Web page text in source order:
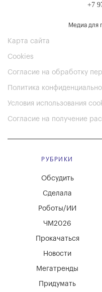
+7
Медиа для
Карта сайта
Cookies
Согласие на обработку
Политика
Условия использования
Согласие на получение
РУБРИКИ
Мегатренды
Придумать
Новости
Обсудить
Сделала
Роботы/ИИ
ЧМ2026
Прокачаться